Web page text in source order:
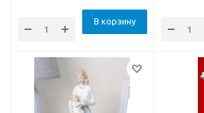
В корзину